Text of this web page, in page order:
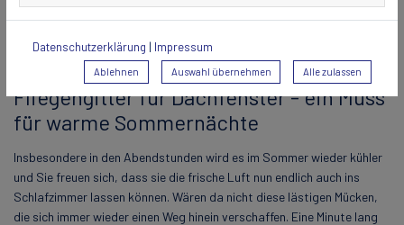
Damit schaffen Sie sich für Ihre Fenster Flexibilität und Schutz in
Fliegengitter für Dachfenster - ein Muss
für warme Sommernächte
Insbesondere in den Abendstunden wird es im Sommer wieder kühler
und Sie freuen sich, dass sie die frische Luft nun endlich auch ins
Schlafzimmer lassen können. Wären da nicht diese lästigen Mücken,
die sich immer wieder einen Weg hinein verschaffen. Eine Minute lang
Datenschutzerklärung | Impressum
Ablehnen Auswahl übernehmen Alle zulassen